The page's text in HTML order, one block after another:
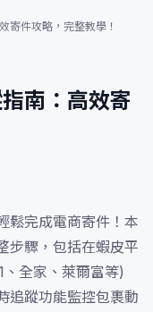
寄件攻略，完整教學！
南：高效寄
鬆完成電商寄件！本
步驟，包括在蝦皮平
全家、萊爾富等)
追蹤功能監控包裹動